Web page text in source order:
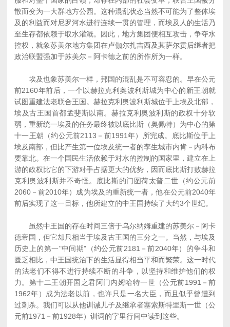
散而变为一大群地方公园。这种混乱状态当然不可能为了整体埃
及的利益而对尼罗河水进行连续一贯的管理，而埃及人的生活乃
至生存都依赖于取水灌溉。因此，地方集团便相互攻击，争夺水
控权，就象苏美尔地方集团在卢伽尔扎吉西及其萨尔贡后继者把
政治联盟强加于苏美尔－阿卡德之前的所作所为一样。
埃及也象苏美尔一样，邦国的混乱是不可容忍的。早在公元
前2160年前后，一个以赫拉克利奥波利斯城为中心的新王朝就
试图重建法老联合王国。赫拉克利奥波利斯城位于上埃及北部，
埃及古王国首都孟斐斯以南。赫拉克利奥波利斯的政权十分软
弱，重新统一埃及的任务最终被以底比斯（奥佩特）为中心的第
十一王朝（约公元前2113－前1991年）所完成。底比斯位于上
埃及南部，但比产生第一位埃及统一者的孪生城市内肯－内科布
要靠北。在一个国民生活依赖于对水的控制的国家里，建立在上
游的政权比它的下游对手占据更大的优势，因而底比斯打败赫拉
克利奥波利斯并不奇怪。底比斯的门图荷太普二世（约公元前
2060－前2010年）成为埃及的重新统一者，他在公元前2040年
前后实现了这一目标，他所建立的中王国持续了大约3个世纪。
虽然中王国的存在时间三倍于乌尔纳姆重建的苏美尔－阿卡
德帝国，但它却只相当于埃及古王国的三分之一。当然，与埃及
历史上的第一"中间期"（约公元前2181－前2040年）的争斗和
匮乏相比，中王国统治下的生活显得相当平和而繁荣。这一时代
的法老们不得不进行持续不断的斗争，以坚持和维护他们的权
力。第十二王朝开国之君阿门内姆哈特一世（公元前1991－前
1962年）成为法老以前，也许只是一名大臣，而且似乎曾遭到
过刺杀。我们可以从他训诫儿子及继承者塞索斯特里斯一世（公
元前1971－前1928年）训词的字里行间中读到这些。